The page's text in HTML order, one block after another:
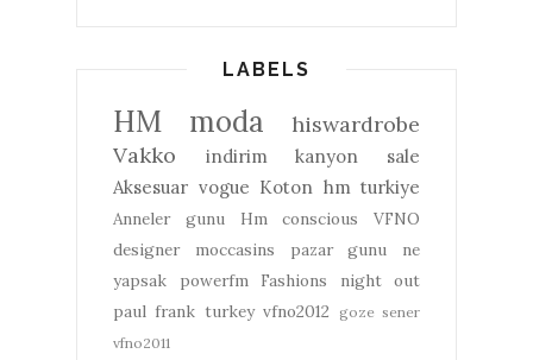
LABELS
HM moda
hiswardrobe
Vakko
indirim kanyon
sale
Aksesuar vogue Koton hm turkiye
Anneler gunu Hm conscious
VFNO
designer
moccasins
pazar gunu ne
yapsak
powerfm
Fashions night out
paul frank turkey vfno2012
goze sener
vfno2011